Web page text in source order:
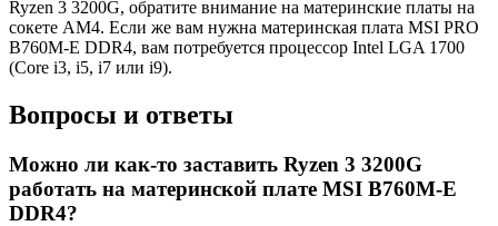
Ryzen 3 3200G, обратите внимание на материнские платы на
сокете AM4. Если же вам нужна материнская плата MSI PRO
B760M-E DDR4, вам потребуется процессор Intel LGA 1700
(Core i3, i5, i7 или i9).
Вопросы и ответы
Можно ли как-то заставить Ryzen 3 3200G
работать на материнской плате MSI B760M-E
DDR4?